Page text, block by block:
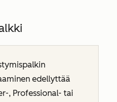
edellyttää
, Professional- tai